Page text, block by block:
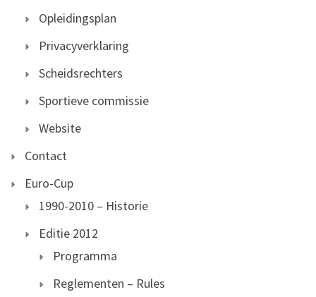
Opleidingsplan
Privacyverklaring
Scheidsrechters
Sportieve commissie
Website
Contact
Euro-Cup
1990-2010 – Historie
Editie 2012
Programma
Reglementen – Rules